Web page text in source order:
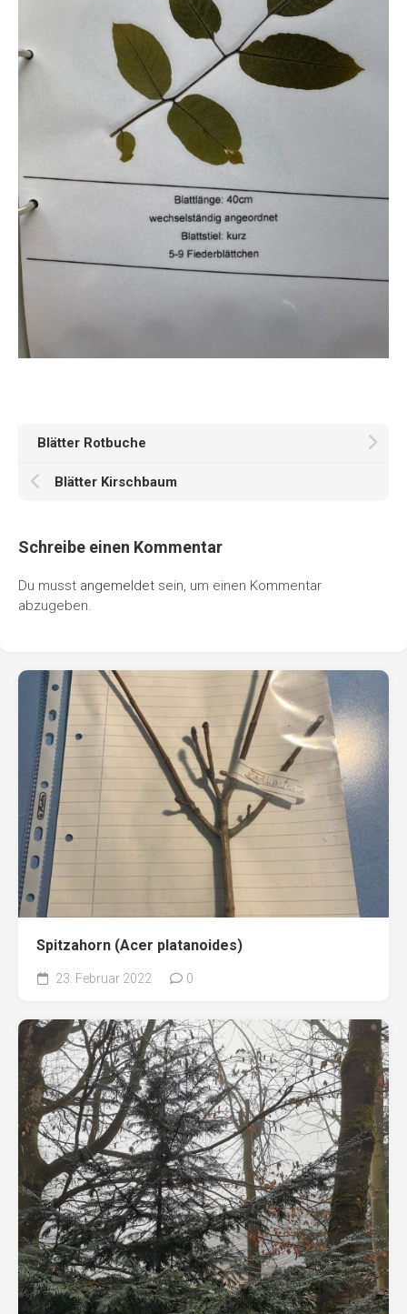
Blätter Rotbuche
Blätter Kirschbaum
Schreibe einen Kommentar
Du musst angemeldet sein, um einen Kommentar
abzugeben.
Spitzahorn (Acer platanoides)
23. Februar 2022 0